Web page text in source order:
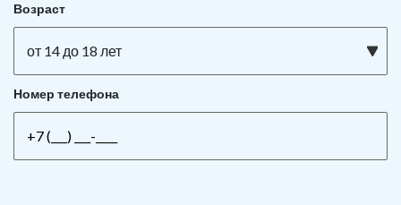
Возраст
от 14 до 18 лет
Номер телефона